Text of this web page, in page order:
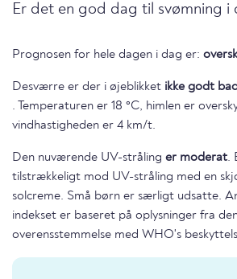
Er det en god dag til svømning i
Prognosen for hele dagen i dag er:
Desværre er der i øjeblikket ikke godt
. Temperaturen er 18 °C, himlen er
vindhastigheden er 4 km/t.
Den nuværende UV-stråling er moderat.
tilstrækkeligt mod UV-stråling med en
solcreme. Små børn er særligt udsatte.
indekset er baseret på oplysninger fra
overensstemmelse med WHO's